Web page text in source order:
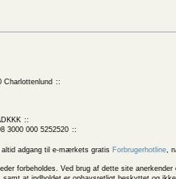
Charlottenlund
3000 000 5252520
adgang til e-mærkets gratis Forbrugerhotline,
forbeholdes. Ved brug af dette site